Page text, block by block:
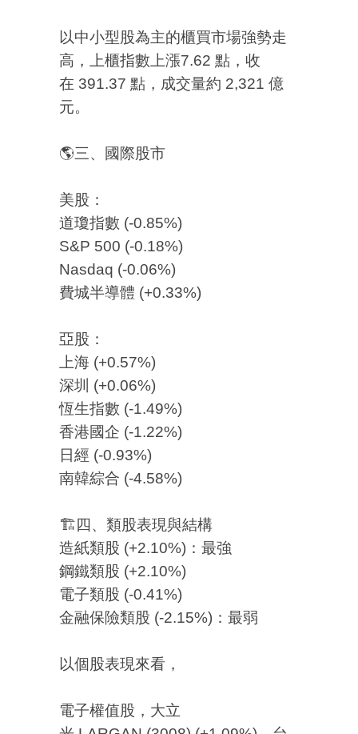
以中小型股為主的櫃買市場強勢走
高，上櫃指數上漲7.62 點，收
在 391.37 點，成交量約 2,321 億
元。
🌎三、國際股市
美股：
道瓊指數 (-0.85%)
S&P 500 (-0.18%)
Nasdaq (-0.06%)
費城半導體 (+0.33%)
亞股：
上海 (+0.57%)
深圳 (+0.06%)
恆生指數 (-1.49%)
香港國企 (-1.22%)
日經 (-0.93%)
南韓綜合 (-4.58%)
🏗️四、類股表現與結構
造紙類股 (+2.10%)：最強
鋼鐵類股 (+2.10%)
電子類股 (-0.41%)
金融保險類股 (-2.15%)：最弱
以個股表現來看，
電子權值股，大立